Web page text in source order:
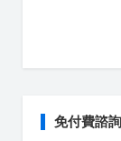
免付費諮